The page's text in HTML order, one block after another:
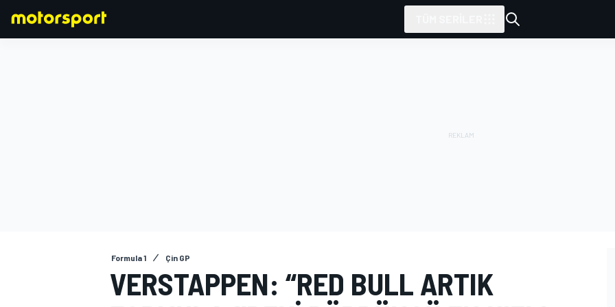
Formula 1 Çin GP
VERSTAPPEN: “RED BULL ARTIK